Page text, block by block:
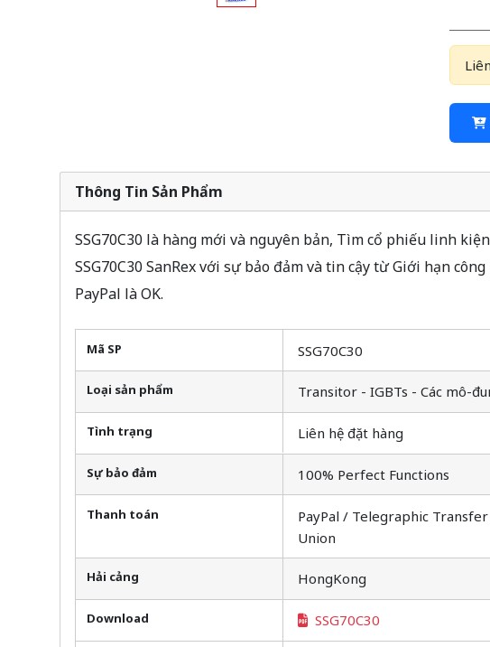
Thông Tin Sản Phẩm
SSG70C30 là hàng mới và nguyên bản, Tìm cổ phiếu linh
SSG70C30 SanRex với sự bảo đảm và tin cậy từ Giới hạn
PayPal là OK.
Mã SP SSG70C30
Loại sản phẩm Transitor - IGBTs - Các mô-
Tình trạng Liên hệ đặt hàng
Sự bảo đảm 100% Perfect Functions
Thanh toán
PayPal / Telegraphic
Union
Hải cảng HongKong
Download SSG70C30